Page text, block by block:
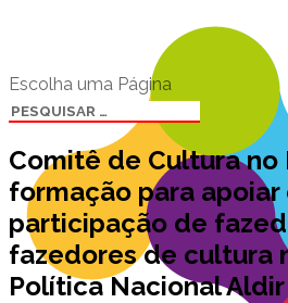
Escolha uma Página
Comitê de Cultura no
formação para apoiar
participação de
fazedores de cultura
Política Nacional